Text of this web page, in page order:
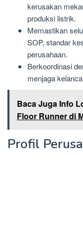
kerusakan
produksi listrik.
Memastikan
SOP, standar
perusahaan.
Berkoordinasi
menjaga
Baca Juga Info
Floor Runner di
Profil